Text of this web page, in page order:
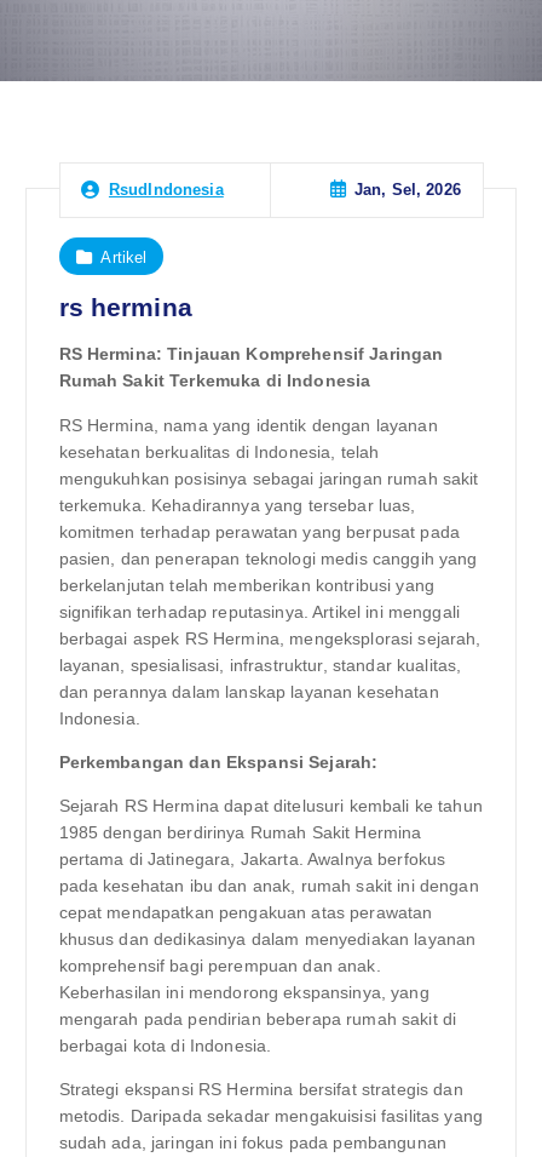
RsudIndonesia Jan, Sel, 2026
Artikel
rs hermina
RS Hermina: Tinjauan Komprehensif Jaringan
Rumah Sakit Terkemuka di Indonesia
RS Hermina, nama yang identik dengan layanan
kesehatan berkualitas di Indonesia, telah
mengukuhkan posisinya sebagai jaringan rumah sakit
terkemuka. Kehadirannya yang tersebar luas,
komitmen terhadap perawatan yang berpusat pada
pasien, dan penerapan teknologi medis canggih yang
berkelanjutan telah memberikan kontribusi yang
signifikan terhadap reputasinya. Artikel ini menggali
berbagai aspek RS Hermina, mengeksplorasi sejarah,
layanan, spesialisasi, infrastruktur, standar kualitas,
dan perannya dalam lanskap layanan kesehatan
Indonesia.
Perkembangan dan Ekspansi Sejarah:
Sejarah RS Hermina dapat ditelusuri kembali ke tahun
1985 dengan berdirinya Rumah Sakit Hermina
pertama di Jatinegara, Jakarta. Awalnya berfokus
pada kesehatan ibu dan anak, rumah sakit ini dengan
cepat mendapatkan pengakuan atas perawatan
khusus dan dedikasinya dalam menyediakan layanan
komprehensif bagi perempuan dan anak.
Keberhasilan ini mendorong ekspansinya, yang
mengarah pada pendirian beberapa rumah sakit di
berbagai kota di Indonesia.
Strategi ekspansi RS Hermina bersifat strategis dan
metodis. Daripada sekadar mengakuisisi fasilitas yang
sudah ada, jaringan ini fokus pada pembangunan